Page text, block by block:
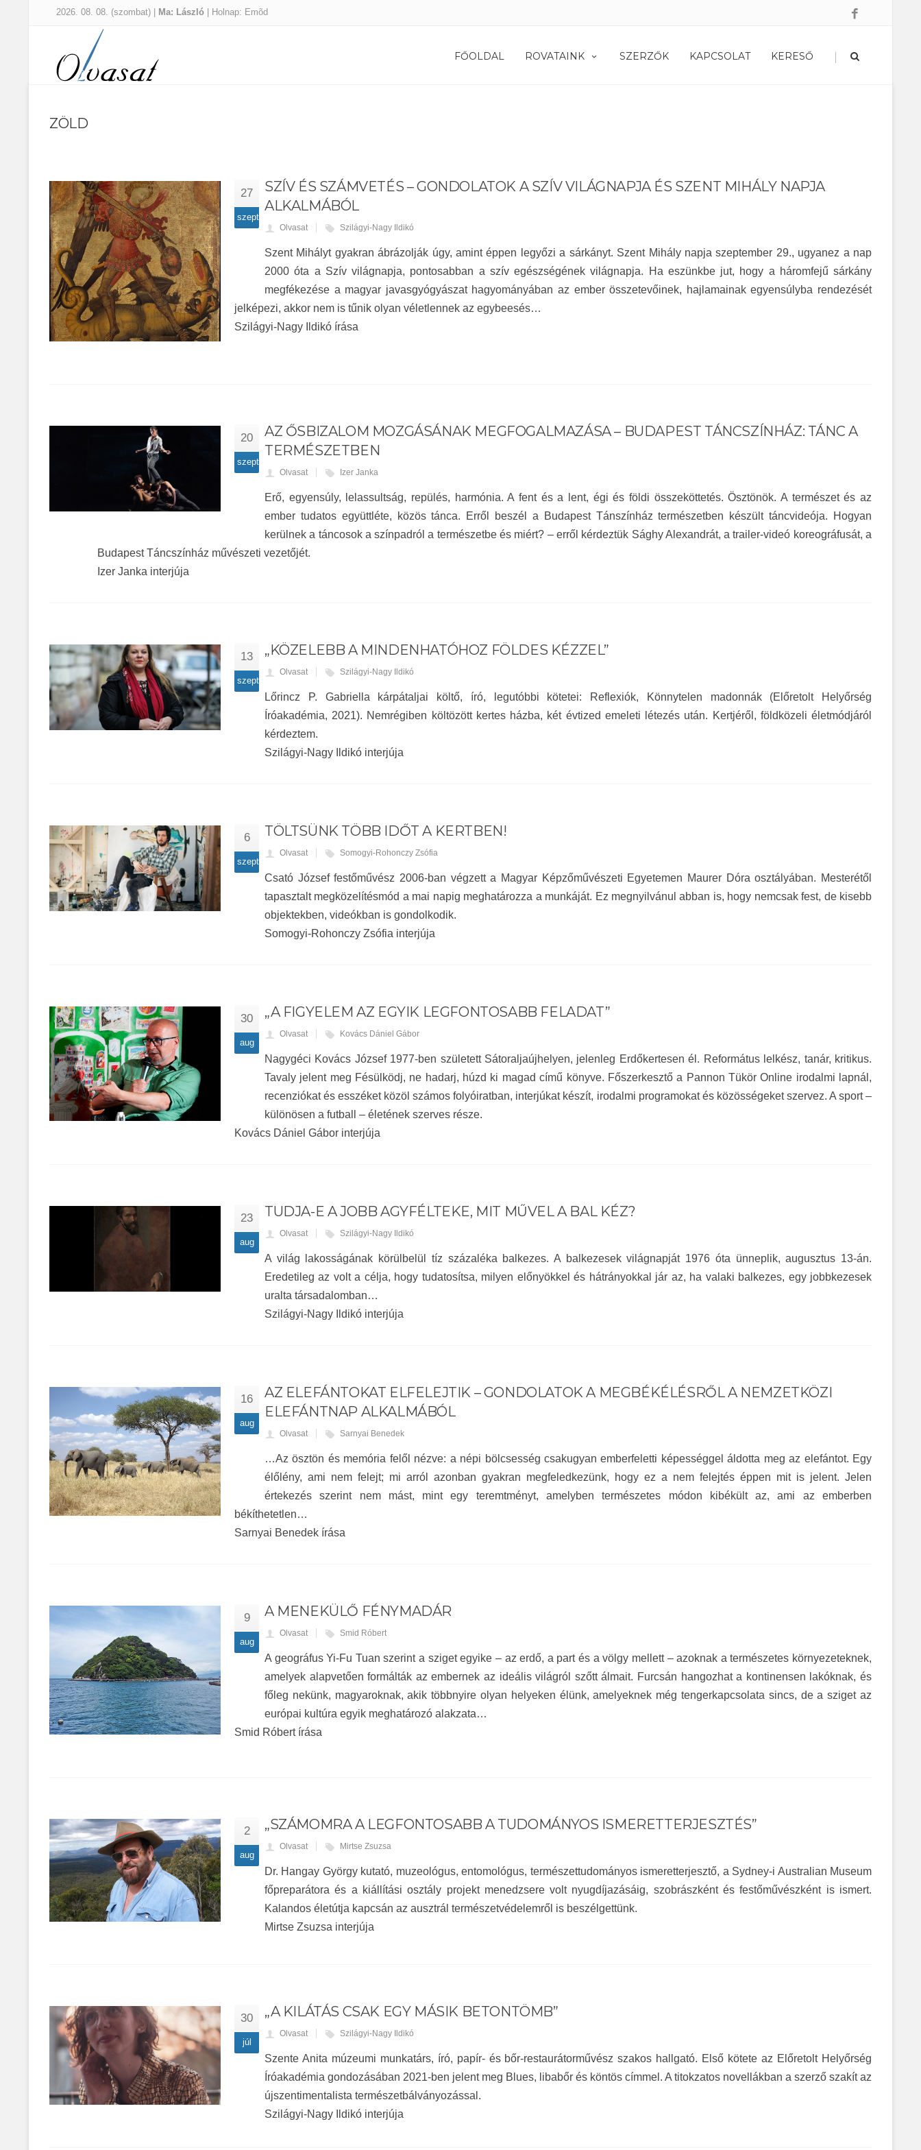
2026. 08. 08. (szombat) | Ma: László | Holnap: Emõd
FŐOLDAL ROVATAINK SZERZŐK KAPCSOLAT KERESŐ |
ZÖLD
27
szept
SZÍV ÉS SZÁMVETÉS – GONDOLATOK A SZÍV VILÁGNAPJA ÉS SZENT MIHÁLY NAPJA
ALKALMÁBÓL
Olvasat Szilágyi-Nagy Ildikó
Szent Mihályt gyakran ábrázolják úgy, amint éppen legyőzi a sárkányt. Szent Mihály napja szeptember 29., ugyanez a nap
2000 óta a Szív világnapja, pontosabban a szív egészségének világnapja. Ha eszünkbe jut, hogy a háromfejű sárkány
megfékezése a magyar javasgyógyászat hagyományában az ember összetevőinek, hajlamainak egyensúlyba rendezését
jelképezi, akkor nem is tűnik olyan véletlennek az egybeesés…
Szilágyi-Nagy Ildikó írása
20
szept
AZ ŐSBIZALOM MOZGÁSÁNAK MEGFOGALMAZÁSA – BUDAPEST TÁNCSZÍNHÁZ: TÁNC A
TERMÉSZETBEN
Olvasat Izer Janka
Erő, egyensúly, lelassultság, repülés, harmónia. A fent és a lent, égi és földi összeköttetés. Ösztönök. A természet és az
ember tudatos együttléte, közös tánca. Erről beszél a Budapest Tánszínház természetben készült táncvideója. Hogyan
kerülnek a táncosok a színpadról a természetbe és miért? – erről kérdeztük Sághy Alexandrát, a trailer-videó koreográfusát, a
Budapest Táncszínház művészeti vezetőjét.
Izer Janka interjúja
13
szept
„KÖZELEBB A MINDENHATÓHOZ FÖLDES KÉZZEL”
Olvasat Szilágyi-Nagy Ildikó
Lőrincz P. Gabriella kárpátaljai költő, író, legutóbbi kötetei: Reflexiók, Könnytelen madonnák (Előretolt Helyőrség
Íróakadémia, 2021). Nemrégiben költözött kertes házba, két évtized emeleti létezés után. Kertjéről, földközeli életmódjáról
kérdeztem.
Szilágyi-Nagy Ildikó interjúja
6
szept
TÖLTSÜNK TÖBB IDŐT A KERTBEN!
Olvasat Somogyi-Rohonczy Zsófia
Csató József festőművész 2006-ban végzett a Magyar Képzőművészeti Egyetemen Maurer Dóra osztályában. Mesterétől
tapasztalt megközelítésmód a mai napig meghatározza a munkáját. Ez megnyilvánul abban is, hogy nemcsak fest, de kisebb
objektekben, videókban is gondolkodik.
Somogyi-Rohonczy Zsófia interjúja
30
aug
„A FIGYELEM AZ EGYIK LEGFONTOSABB FELADAT”
Olvasat Kovács Dániel Gábor
Nagygéci Kovács József 1977-ben született Sátoraljaújhelyen, jelenleg Erdőkertesen él. Református lelkész, tanár, kritikus.
Tavaly jelent meg Fésülködj, ne hadarj, húzd ki magad című könyve. Főszerkesztő a Pannon Tükör Online irodalmi lapnál,
recenziókat és esszéket közöl számos folyóiratban, interjúkat készít, irodalmi programokat és közösségeket szervez. A sport –
különösen a futball – életének szerves része.
Kovács Dániel Gábor interjúja
23
aug
TUDJA-E A JOBB AGYFÉLTEKE, MIT MŰVEL A BAL KÉZ?
Olvasat Szilágyi-Nagy Ildikó
A világ lakosságának körülbelül tíz százaléka balkezes. A balkezesek világnapját 1976 óta ünneplik, augusztus 13-án.
Eredetileg az volt a célja, hogy tudatosítsa, milyen előnyökkel és hátrányokkal jár az, ha valaki balkezes, egy jobbkezesek
uralta társadalomban…
Szilágyi-Nagy Ildikó interjúja
16
aug
AZ ELEFÁNTOKAT ELFELEJTIK – GONDOLATOK A MEGBÉKÉLÉSRŐL A NEMZETKÖZI
ELEFÁNTNAP ALKALMÁBÓL
Olvasat Sarnyai Benedek
…Az ösztön és memória felől nézve: a népi bölcsesség csakugyan emberfeletti képességgel áldotta meg az elefántot. Egy
élőlény, ami nem felejt; mi arról azonban gyakran megfeledkezünk, hogy ez a nem felejtés éppen mit is jelent. Jelen
értekezés szerint nem mást, mint egy teremtményt, amelyben természetes módon kibékült az, ami az emberben
békíthetetlen…
Sarnyai Benedek írása
9
aug
A MENEKÜLŐ FÉNYMADÁR
Olvasat Smid Róbert
A geográfus Yi-Fu Tuan szerint a sziget egyike – az erdő, a part és a völgy mellett – azoknak a természetes környezeteknek,
amelyek alapvetően formálták az embernek az ideális világról szőtt álmait. Furcsán hangozhat a kontinensen lakóknak, és
főleg nekünk, magyaroknak, akik többnyire olyan helyeken élünk, amelyeknek még tengerkapcsolata sincs, de a sziget az
európai kultúra egyik meghatározó alakzata…
Smid Róbert írása
2
aug
„SZÁMOMRA A LEGFONTOSABB A TUDOMÁNYOS ISMERETTERJESZTÉS”
Olvasat Mirtse Zsuzsa
Dr. Hangay György kutató, muzeológus, entomológus, természettudományos ismeretterjesztő, a Sydney-i Australian Museum
főpreparátora és a kiállítási osztály projekt menedzsere volt nyugdíjazásáig, szobrászként és festőművészként is ismert.
Kalandos életútja kapcsán az ausztrál természetvédelemről is beszélgettünk.
Mirtse Zsuzsa interjúja
30
júl
„A KILÁTÁS CSAK EGY MÁSIK BETONTÖMB”
Olvasat Szilágyi-Nagy Ildikó
Szente Anita múzeumi munkatárs, író, papír- és bőr-restaurátorművész szakos hallgató. Első kötete az Előretolt Helyőrség
Íróakadémia gondozásában 2021-ben jelent meg Blues, libabőr és köntös címmel. A titokzatos novellákban a szerző szakít az
újszentimentalista természetbálványozással.
Szilágyi-Nagy Ildikó interjúja